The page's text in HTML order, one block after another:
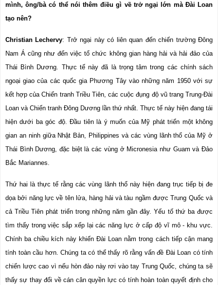
mình, ông/bà có thể nói thêm điều gì về trở ngại lớn mà Đài Loan
tạo nên?
Christian Lechervy: Trở ngại này có liên quan đến chiến trường Đông
Nam Á cũng như đến việc tổ chức không gian hàng hải và hải đảo của
Thái Bình Dương. Thực tế này đã là trọng tâm trong các chính sách
ngoại giao của các quốc gia Phương Tây vào những năm 1950 với sự
kết hợp của Chiến tranh Triều Tiên, các cuộc đụng độ vũ trang Trung-Đài
Loan và Chiến tranh Đông Dương lần thứ nhất. Thực tế này hiện đang tái
hiện dưới ba góc độ. Đầu tiên là ý muốn của Mỹ phát triển một không
gian an ninh giữa Nhật Bản, Philippines và các vùng lãnh thổ của Mỹ ở
Thái Bình Dương, đặc biệt là các vùng ở Micronesia như Guam và Đảo
Bắc Mariannes.
Thứ hai là thực tế rằng các vùng lãnh thổ này hiện đang trục tiếp bị đe
dọa bởi năng lực về tên lửa, hàng hải và tàu ngầm được Trung Quốc và
cả Triều Tiên phát triển trong những năm gần đây. Yếu tố thứ ba được
tìm thấy trong việc sắp xếp lại các năng lực ở cấp độ vĩ mô - khu vực.
Chính ba chiều kích này khiến Đài Loan nằm trong cách tiếp cận mang
tính toàn cầu hơn. Chúng ta có thể thấy rõ rằng vấn đề Đài Loan có tính
chiến lược cao vì nếu hòn đảo này rơi vào tay Trung Quốc, chúng ta sẽ
thấy sự thay đổi về cán cân quyền lực có tính hoàn toàn quyết định cho